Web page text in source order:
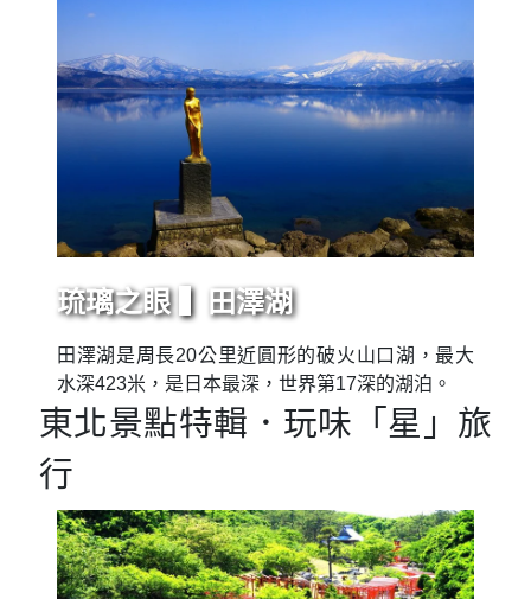
琉璃之眼 ▍田澤湖
田澤湖是周長20公里近圓形的破火山口湖，最大
水深423米，是日本最深，世界第17深的湖泊。
東北景點特輯．玩味「星」旅
行